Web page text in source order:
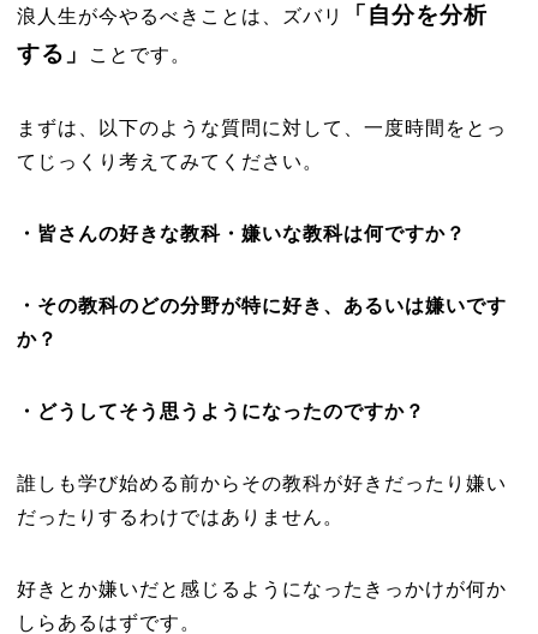
浪人生が今やるべきことは、ズバリ
「自分を分析
する」
ことです。
まずは、以下のような質問に対して、一度時間をとっ
てじっくり考えてみてください。
・皆さんの好きな教科・嫌いな教科は何ですか？
・その教科のどの分野が特に好き、あるいは嫌いです
か？
・どうしてそう思うようになったのですか？
誰しも学び始める前からその教科が好きだったり嫌い
だったりするわけではありません。
好きとか嫌いだと感じるようになったきっかけが何か
しらあるはずです。